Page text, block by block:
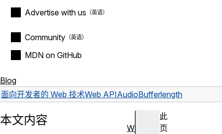
Advertise with us
Community
MDN on GitHub
Blog
面向开发者的 Web 技术Web APIAudioBufferlength
此
页
本文内容
W